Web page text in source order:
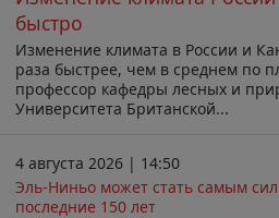
быстро
Изменение климата в России и
раза быстрее, чем в среднем по
профессор кафедры лесных и
Университета Британской...
4 августа 2026 | 14:50
Эль-Ниньо может стать самым
последние 150 лет